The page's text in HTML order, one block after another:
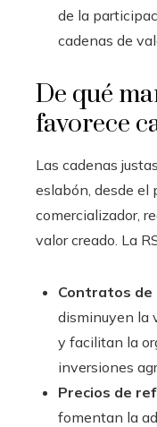
de la
cadenas de
De qué
favorece
Las cadenas
eslabón, desde el
comercializador,
valor creado. La
Contratos de
disminuyen la
y facilitan la
inversiones
Precios de
fomentan la